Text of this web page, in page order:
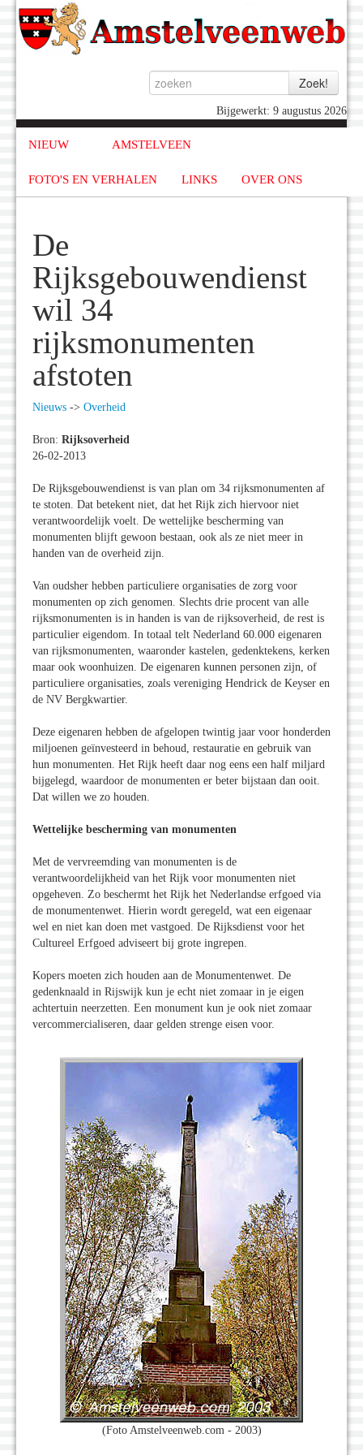
Bijgewerkt: 9 augustus 2026
NIEUW AMSTELVEEN
FOTO'S EN VERHALEN LINKS OVER ONS
De
Rijksgebouwendienst
wil 34
rijksmonumenten
afstoten
Nieuws -> Overheid
Bron: Rijksoverheid
26-02-2013
De Rijksgebouwendienst is van plan om 34 rijksmonumenten af
te stoten. Dat betekent niet, dat het Rijk zich hiervoor niet
verantwoordelijk voelt. De wettelijke bescherming van
monumenten blijft gewoon bestaan, ook als ze niet meer in
handen van de overheid zijn.
Van oudsher hebben particuliere organisaties de zorg voor
monumenten op zich genomen. Slechts drie procent van alle
rijksmonumenten is in handen is van de rijksoverheid, de rest is
particulier eigendom. In totaal telt Nederland 60.000 eigenaren
van rijksmonumenten, waaronder kastelen, gedenktekens, kerken
maar ook woonhuizen. De eigenaren kunnen personen zijn, of
particuliere organisaties, zoals vereniging Hendrick de Keyser en
de NV Bergkwartier.
Deze eigenaren hebben de afgelopen twintig jaar voor honderden
miljoenen geïnvesteerd in behoud, restauratie en gebruik van
hun monumenten. Het Rijk heeft daar nog eens een half miljard
bijgelegd, waardoor de monumenten er beter bijstaan dan ooit.
Dat willen we zo houden.
Wettelijke bescherming van monumenten
Met de vervreemding van monumenten is de
verantwoordelijkheid van het Rijk voor monumenten niet
opgeheven. Zo beschermt het Rijk het Nederlandse erfgoed via
de monumentenwet. Hierin wordt geregeld, wat een eigenaar
wel en niet kan doen met vastgoed. De Rijksdienst voor het
Cultureel Erfgoed adviseert bij grote ingrepen.
Kopers moeten zich houden aan de Monumentenwet. De
gedenknaald in Rijswijk kun je echt niet zomaar in je eigen
achtertuin neerzetten. Een monument kun je ook niet zomaar
vercommercialiseren, daar gelden strenge eisen voor.
(Foto Amstelveenweb.com - 2003)